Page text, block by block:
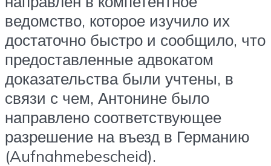
ведомство, которое изучило их
достаточно быстро и сообщило, что
предоставленные адвокатом
доказательства были учтены, в
связи с чем, Антонине было
направлено соответствующее
разрешение на въезд в Германию
(Aufnahmebescheid).